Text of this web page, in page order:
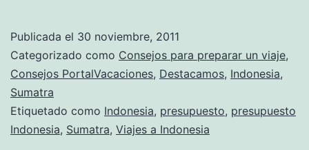
Publicada el 30 noviembre, 2011
Categorizado como Consejos para preparar un viaje,
Consejos PortalVacaciones, Destacamos, Indonesia,
Sumatra
Etiquetado como Indonesia, presupuesto, presupuesto
Indonesia, Sumatra, Viajes a Indonesia